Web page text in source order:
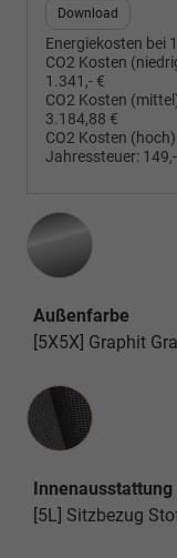
Download
Energiekosten bei
CO2 Kosten
1.341,- €
CO2 Kosten
3.184,88 €
CO2 Kosten (hoch)
Jahressteuer:
Außenfarbe
[5X5X] Graphit
Innenausstattung
Innenausstattung
[5L] Sitzbezug